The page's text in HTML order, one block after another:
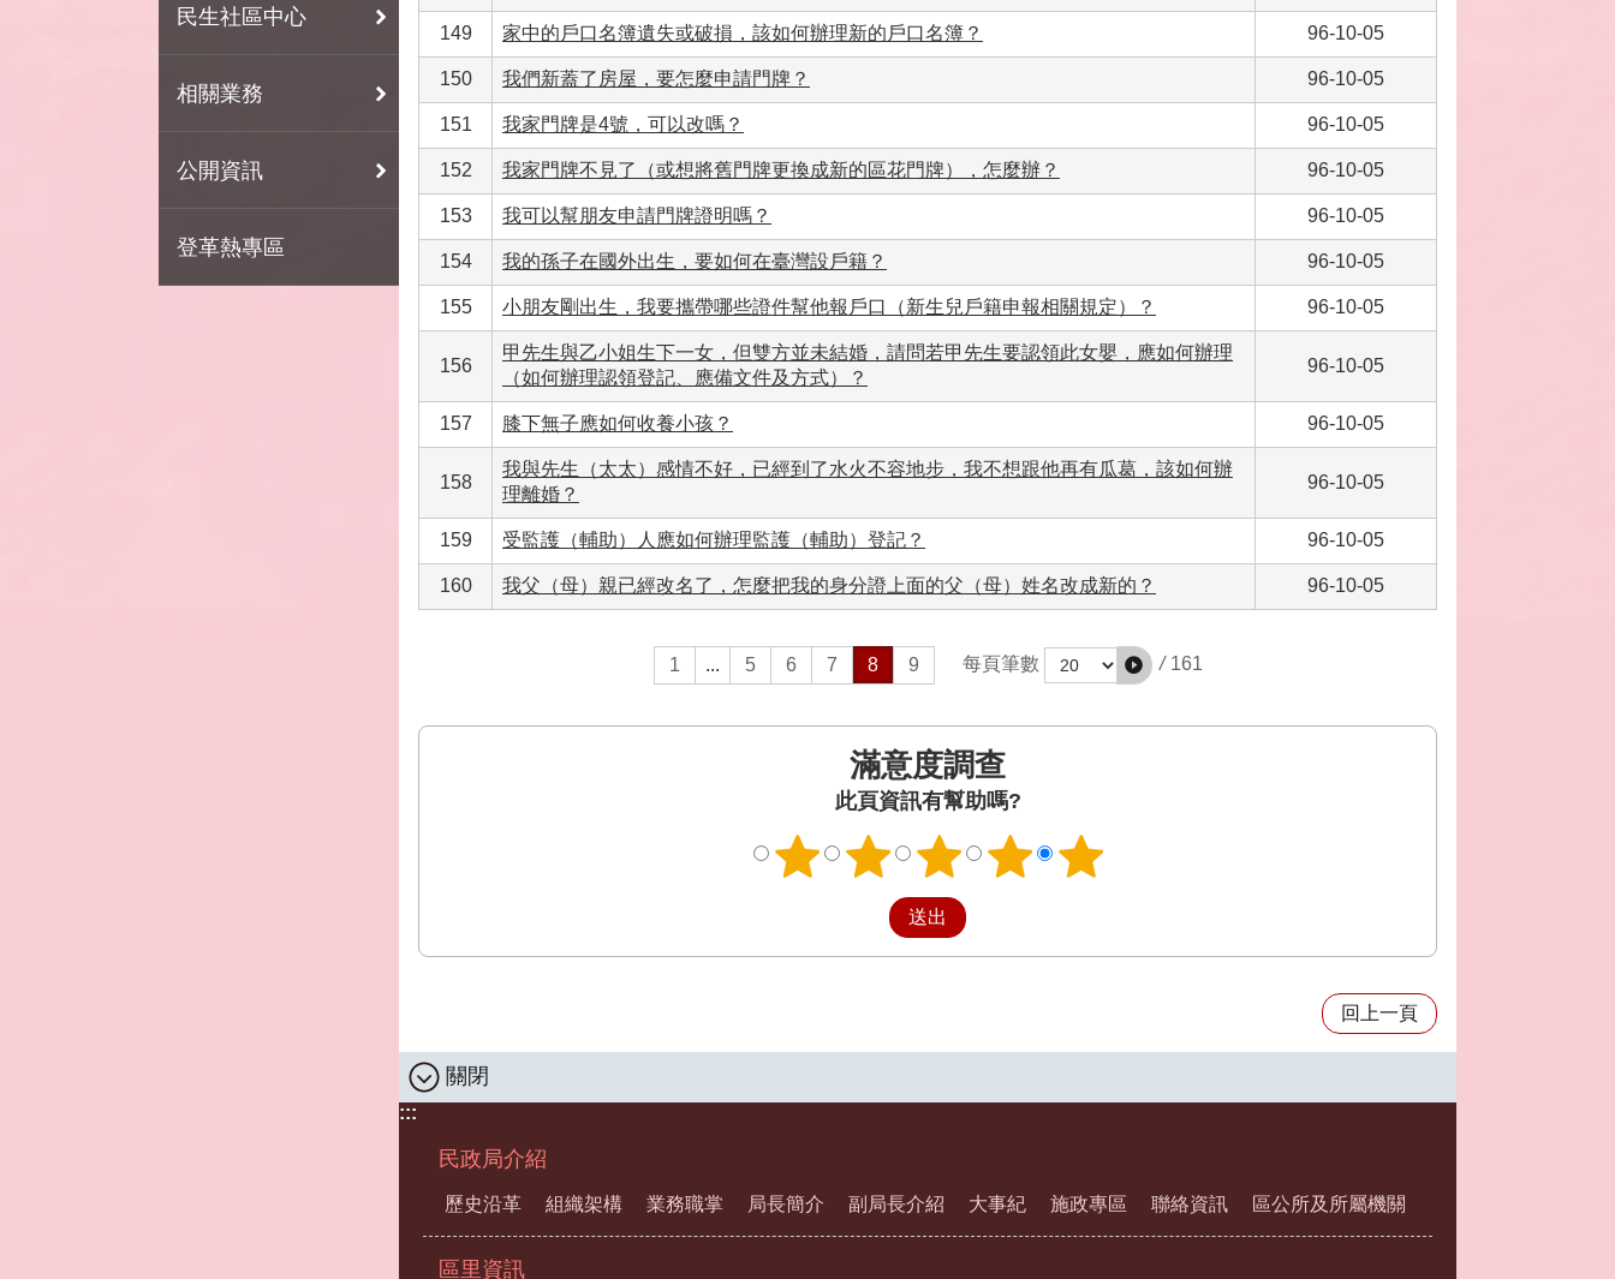
民生社區中心
相關業務
公開資訊
登革熱專區
149 家中的戶口名簿遺失或破損，該如何辦理新的戶口名簿？ 96-10-05
150 我們新蓋了房屋，要怎麼申請門牌？ 96-10-05
151 我家門牌是4號，可以改嗎？ 96-10-05
152 我家門牌不見了（或想將舊門牌更換成新的區花門牌），怎麼辦？ 96-10-05
153 我可以幫朋友申請門牌證明嗎？ 96-10-05
154 我的孫子在國外出生，要如何在臺灣設戶籍？ 96-10-05
155 小朋友剛出生，我要攜帶哪些證件幫他報戶口（新生兒戶籍申報相關規定）？ 96-10-05
156
甲先生與乙小姐生下一女，但雙方並未結婚，請問若甲先生要認領此女嬰，應如何辦理
（如何辦理認領登記、應備文件及方式）？
96-10-05
157 膝下無子應如何收養小孩？ 96-10-05
158
我與先生（太太）感情不好，已經到了水火不容地步，我不想跟他再有瓜葛，該如何辦
理離婚？
96-10-05
159 受監護（輔助）人應如何辦理監護（輔助）登記？ 96-10-05
160 我父（母）親已經改名了，怎麼把我的身分證上面的父（母）姓名改成新的？ 96-10-05
1 ... 5 6 7 8 9 每頁筆數 / 161
滿意度調查
此頁資訊有幫助嗎?
回上一頁
關閉
:::
民政局介紹
歷史沿革 組織架構 業務職掌 局長簡介 副局長介紹 大事紀 施政專區 聯絡資訊 區公所及所屬機關
區里資訊